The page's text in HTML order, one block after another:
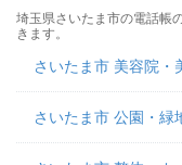
埼玉県さいたま市の電話帳
きます。
さいたま市 美容院・
さいたま市 公園・緑